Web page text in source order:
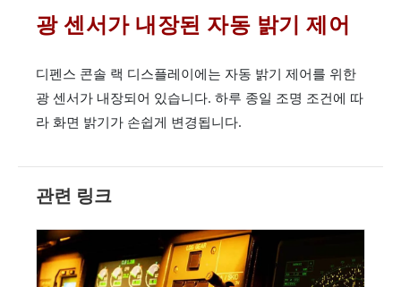
광 센서가 내장된 자동 밝기 제어
디펜스 콘솔 랙 디스플레이에는 자동 밝기 제어를 위한
광 센서가 내장되어 있습니다. 하루 종일 조명 조건에 따
라 화면 밝기가 손쉽게 변경됩니다.
관련 링크